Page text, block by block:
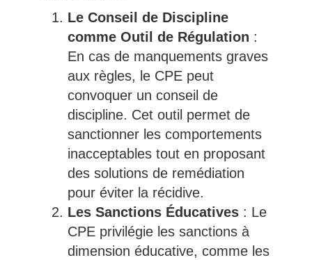
Le Conseil de Discipline
comme Outil de Régulation :
En cas de manquements graves
aux règles, le CPE peut
convoquer un conseil de
discipline. Cet outil permet de
sanctionner les comportements
inacceptables tout en proposant
des solutions de remédiation
pour éviter la récidive.
Les Sanctions Éducatives: Le
CPE privilégie les sanctions à
dimension éducative, comme les